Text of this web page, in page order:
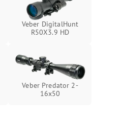
Veber DigitalHunt
R50X3.9 HD
Veber Predator 2-
16x50